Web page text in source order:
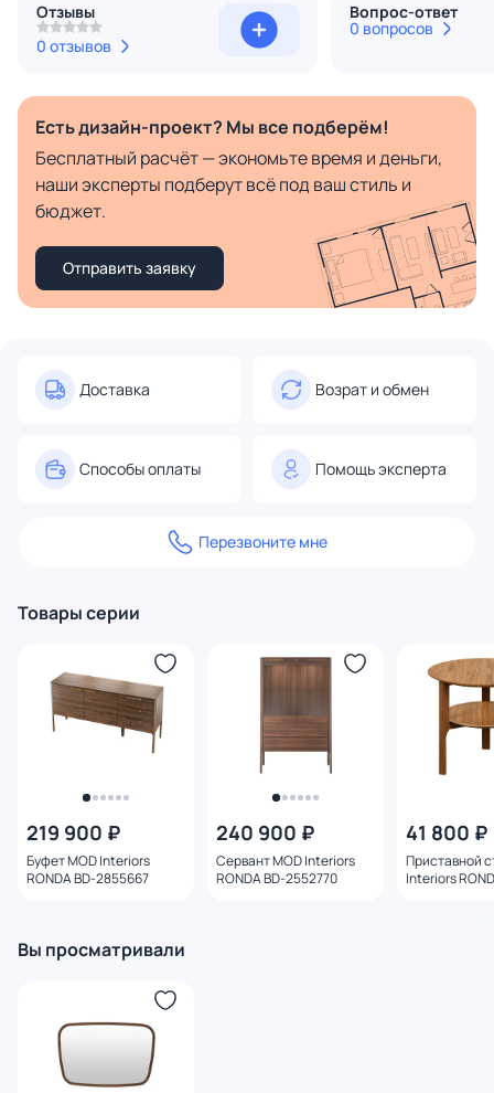
Отзывы
0 отзывов
Вопрос-ответ
0 вопросов
Есть дизайн-проект? Мы все подберём!
Бесплатный расчёт — экономьте время и деньги,
наши эксперты подберут всё под ваш стиль и
бюджет.
Отправить заявку
Доставка Возрат и обмен
Способы оплаты Помощь эксперта
Перезвоните мне
Товары серии
219 900 ₽
Буфет MOD Interiors
RONDA BD-2855667
240 900 ₽
Сервант MOD Interiors
RONDA BD-2552770
41 800 ₽
Приставной
Interiors
Вы просматривали